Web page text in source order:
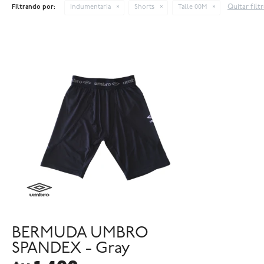
Filtrando por: Indumentaria Shorts Talle 00M Quitar
BERMUDA UMBRO
SPANDEX - Gray